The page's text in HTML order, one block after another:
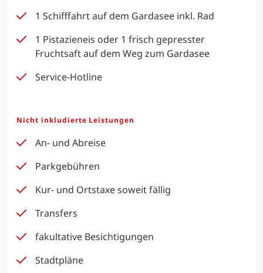
1 Schifffahrt auf dem Gardasee inkl. Rad
1 Pistazieneis oder 1 frisch gepresster
Fruchtsaft auf dem Weg zum Gardasee
Service-Hotline
Nicht inkludierte Leistungen
An- und Abreise
Parkgebühren
Kur- und Ortstaxe soweit fällig
Transfers
fakultative Besichtigungen
Stadtpläne